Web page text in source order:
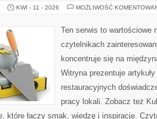
KWI - 11 - 2026 MOŻLIWOŚĆ
Ten serwis to wartościowe
czytelnikach
koncentruje się na
Witryna prezentuje
restauracyjnych
pracy lokali. Zobacz też
które łączy smak, wiedzę i inspirację.